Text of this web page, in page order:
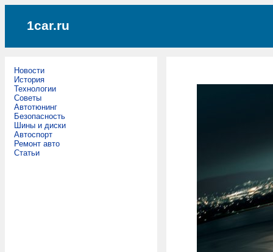
1car.ru
Новости
История
Технологии
Советы
Автотюнинг
Безопасность
Шины и диски
Автоспорт
Ремонт авто
Статьи